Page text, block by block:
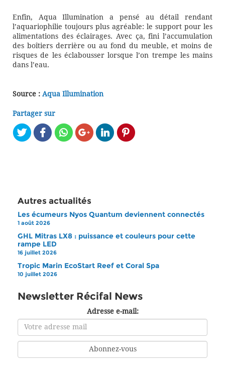
Enfin, Aqua Illumination a pensé au détail rendant
l’aquariophilie toujours plus agréable: le support pour les
alimentations des éclairages. Avec ça, fini l’accumulation
des boîtiers derrière ou au fond du meuble, et moins de
risques de les éclabousser lorsque l’on trempe les mains
dans l’eau.
Source : Aqua Illumination
Partager sur
Autres actualités
Les écumeurs Nyos Quantum deviennent connectés
1 août 2026
GHL Mitras LX8 : puissance et couleurs pour cette
rampe LED
16 juillet 2026
Tropic Marin EcoStart Reef et Coral Spa
10 juillet 2026
Newsletter Récifal News
Adresse e-mail: